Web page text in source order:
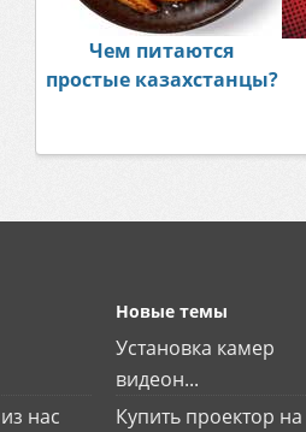
Чем питаются
простые казахстанцы?
нас
Новые темы
Установка камер
видеон...
Купить проектор на